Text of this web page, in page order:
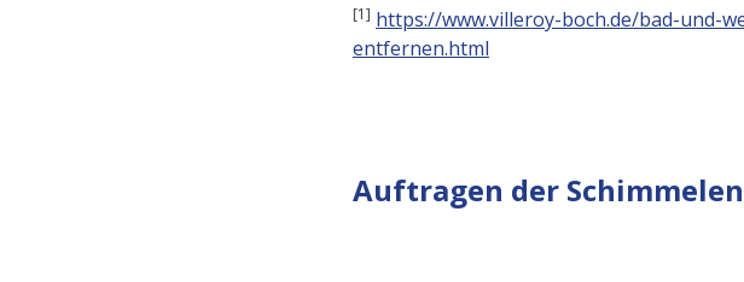
[1] https://www.villeroy-boch.de/bad-und-
entfernen.html
Auftragen der